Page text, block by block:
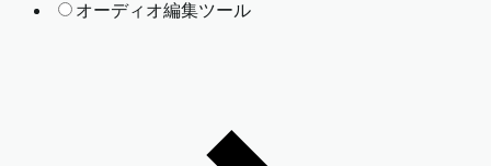
オーディオ編集ツール